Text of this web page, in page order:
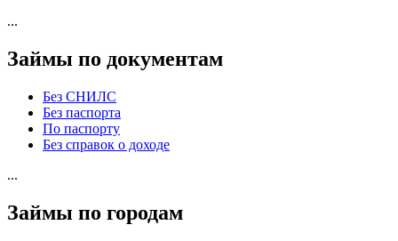
...
Займы по документам
Без СНИЛС
Без паспорта
По паспорту
Без справок о доходе
...
Займы по городам